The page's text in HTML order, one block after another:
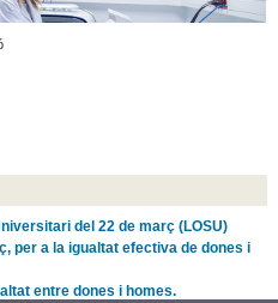
del 22 de març (LOSU)
per a la igualtat efectiva de dones i
entre dones i homes.